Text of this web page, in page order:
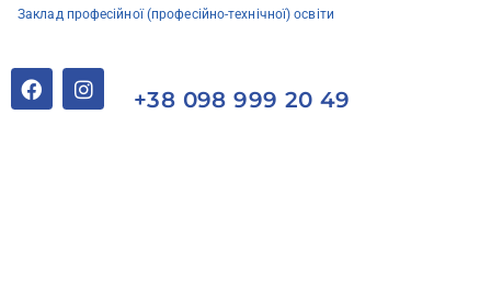
Заклад професійної (професійно-технічної) освіти
+38 098 999 20 49